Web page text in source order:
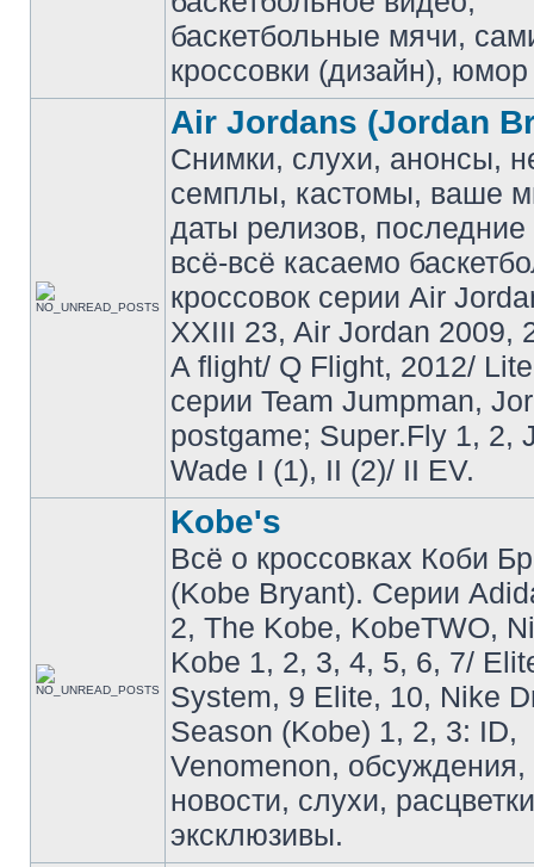
баскетбольные мячи,
кроссовки (дизайн),
Air Jordans (Jordan
Снимки, слухи, анонсы,
семплы, кастомы, ваше
даты релизов, последние
всё-всё касаемо
кроссовок серии Air
XXIII 23, Air Jordan 2009,
A flight/ Q Flight, 2012/
серии Team Jumpman,
postgame; Super.Fly 1, 2,
Wade I (1), II (2)/ II EV.
Kobe's
Всё о кроссовках Коби
(Kobe Bryant). Серии
2, The Kobe, KobeTWO,
Kobe 1, 2, 3, 4, 5, 6, 7/
System, 9 Elite, 10, Nike
Season (Kobe) 1, 2, 3: ID,
Venomenon,
новости, слухи,
эксклюзивы.